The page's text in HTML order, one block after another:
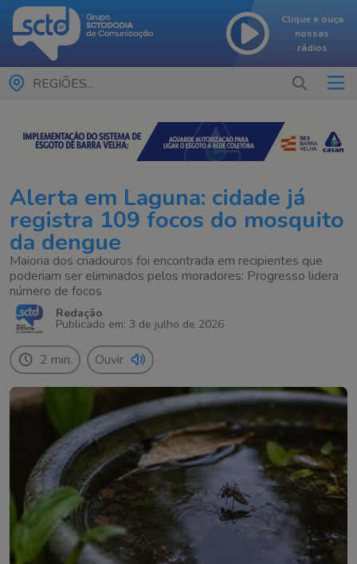
Clique e ouça
nossas
rádios
REGIÕES...
Alerta em Laguna: cidade já
registra 109 focos do mosquito
da dengue
Maioria dos criadouros foi encontrada em recipientes que
poderiam ser eliminados pelos moradores; Progresso lidera
número de focos
Redação
Publicado em: 3 de julho de 2026
2 min. Ouvir